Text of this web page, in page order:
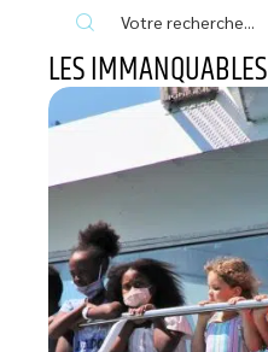
LES IMMANQUABLES